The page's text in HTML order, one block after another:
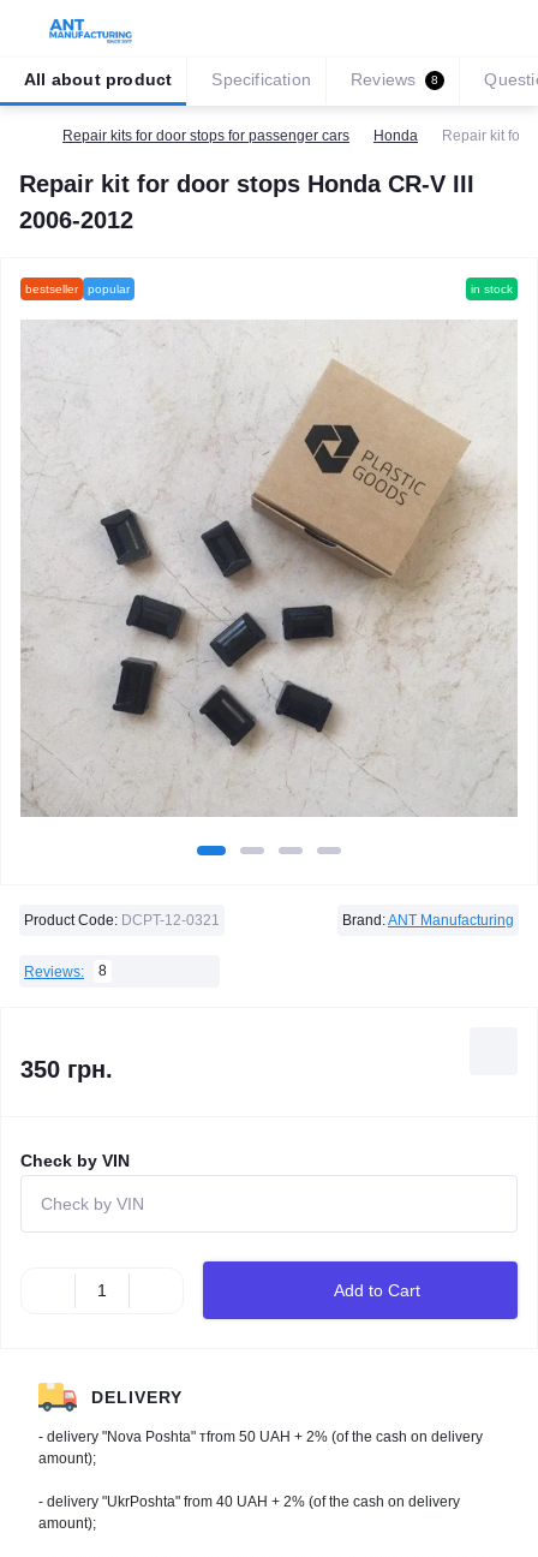
Repair kits for door stops for passenger cars Honda Repair kit for
Repair kit for door stops Honda CR-V III
2006-2012
All about product Specification Reviews 8
bestseller popular in stock
Product Code: DCPT-12-0321 Brand:ANT Manufacturing
Reviews: 8
350 грн.
Check by VIN
Add to Cart
DELIVERY
- delivery "Nova Poshta" тfrom 50 UAH + 2% (of the cash on delivery
amount);
- delivery "UkrPoshta" from 40 UAH + 2% (of the cash on delivery
amount);